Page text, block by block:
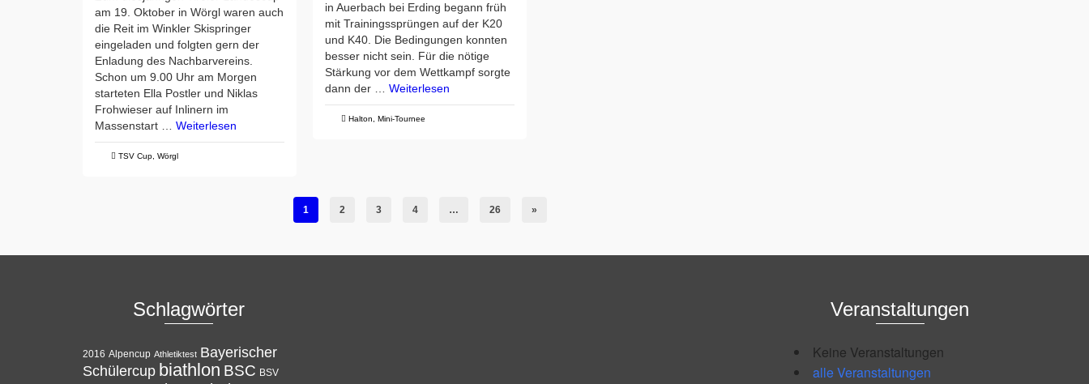
am 19. Oktober in Wörgl waren auch
die Reit im Winkler Skispringer
eingeladen und folgten gern der
Enladung des Nachbarvereins.
Schon um 9.00 Uhr am Morgen
starteten Ella Postler und Niklas
Frohwieser auf Inlinern im
Massenstart … Weiterlesen
TSV Cup Wörgl
in Auerbach bei Erding begann früh
mit Trainingssprüngen auf der K20
und K40. Die Bedingungen konnten
besser nicht sein. Für die nötige
Stärkung vor dem Wettkampf sorgte
dann der …Weiterlesen
Halton ,Mini-Tournee
1 2 3 4 … 26 »
Schlagwörter
2016 Alpencup Athletiktest Bayerischer
Schülercup biathlon BSC BSV
Veranstaltungen
Keine Veranstaltungen
alle Veranstaltungen